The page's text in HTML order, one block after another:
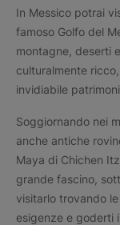
In Messico potrai
famoso Golfo del
montagne, deserti
culturalmente
invidiabile
Soggiornando nei
anche antiche
Maya di Chichen
grande fascino,
visitarlo trovando
esigenze e goderti